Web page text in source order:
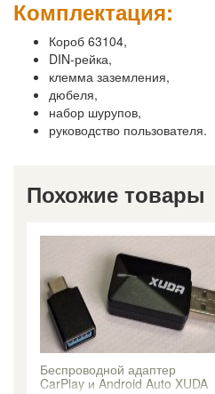
Комплектация:
Короб 63104,
DIN-рейка,
клемма заземления,
дюбеля,
набор шурупов,
руководство пользователя.
Похожие товары
Беспроводной адаптер
CarPlay и Android Auto XUDA